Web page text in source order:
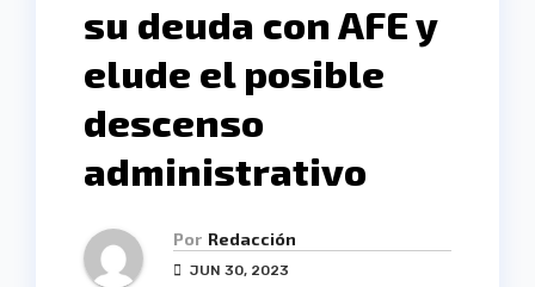
su deuda con AFE y
elude el posible
descenso
administrativo
Por Redacción
JUN 30, 2023